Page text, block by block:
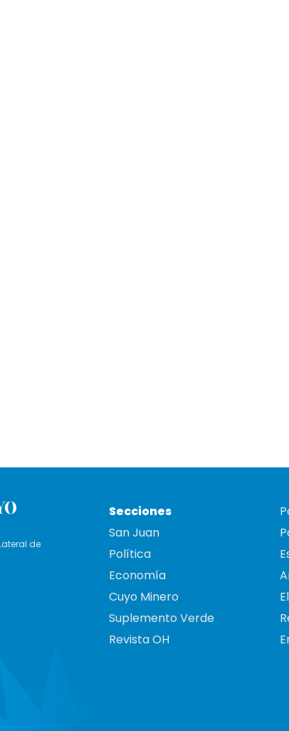
de
Secciones
San Juan
Política
Economía
Cuyo Minero
Suplemento Verde
Revista OH